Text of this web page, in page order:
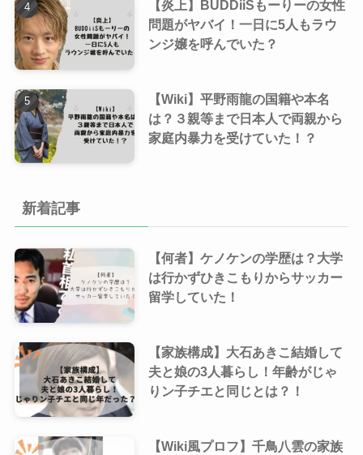
【炎上】BUDDiiSもーりーの女性
問題がヤバイ！一日に5人もラウ
ンジ嬢を呼んでいた？
【Wiki】平野雨龍の国籍や本名
は？３親等まで日本人で両親から
家庭内暴力を受けていた！？
新着記事
【何者】ケノケンの学歴は？大学
は行かずひきこもりからサッカー
留学していた！
【家族構成】大石あきこ結婚して
夫と娘の3人暮らし！年齢がじゃ
りン子チエと同じとは？！
【Wiki風プロフ】千鳥八雲の家族